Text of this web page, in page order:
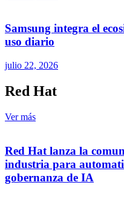
Samsung integra el
uso diario
julio 22, 2026
Red Hat
Ver más
Red Hat lanza la
industria para
gobernanza de IA